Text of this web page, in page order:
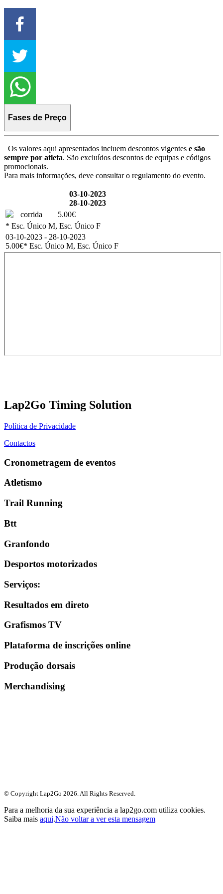
Fases de Preço
Os valores aqui apresentados incluem descontos vigentes e são
sempre por atleta. São excluídos descontos de equipas e códigos
promocionais.
Para mais informações, deve consultar o regulamento do evento.
03-10-2023
28-10-2023
corrida
5.00€
* Esc. Único M, Esc. Único F
03-10-2023 - 28-10-2023
5.00€* Esc. Único M, Esc. Único F
Lap2Go Timing Solution
Política de Privacidade
Contactos
Cronometragem de eventos
Atletismo
Trail Running
Btt
Granfondo
Desportos motorizados
Serviços:
Resultados em direto
Grafismos TV
Plataforma de inscrições online
Produção dorsais
Merchandising
© Copyright Lap2Go 2026. All Rights Reserved.
Para a melhoria da sua experiência a lap2go.com utiliza cookies.
Saiba mais aqui.Não voltar a ver esta mensagem